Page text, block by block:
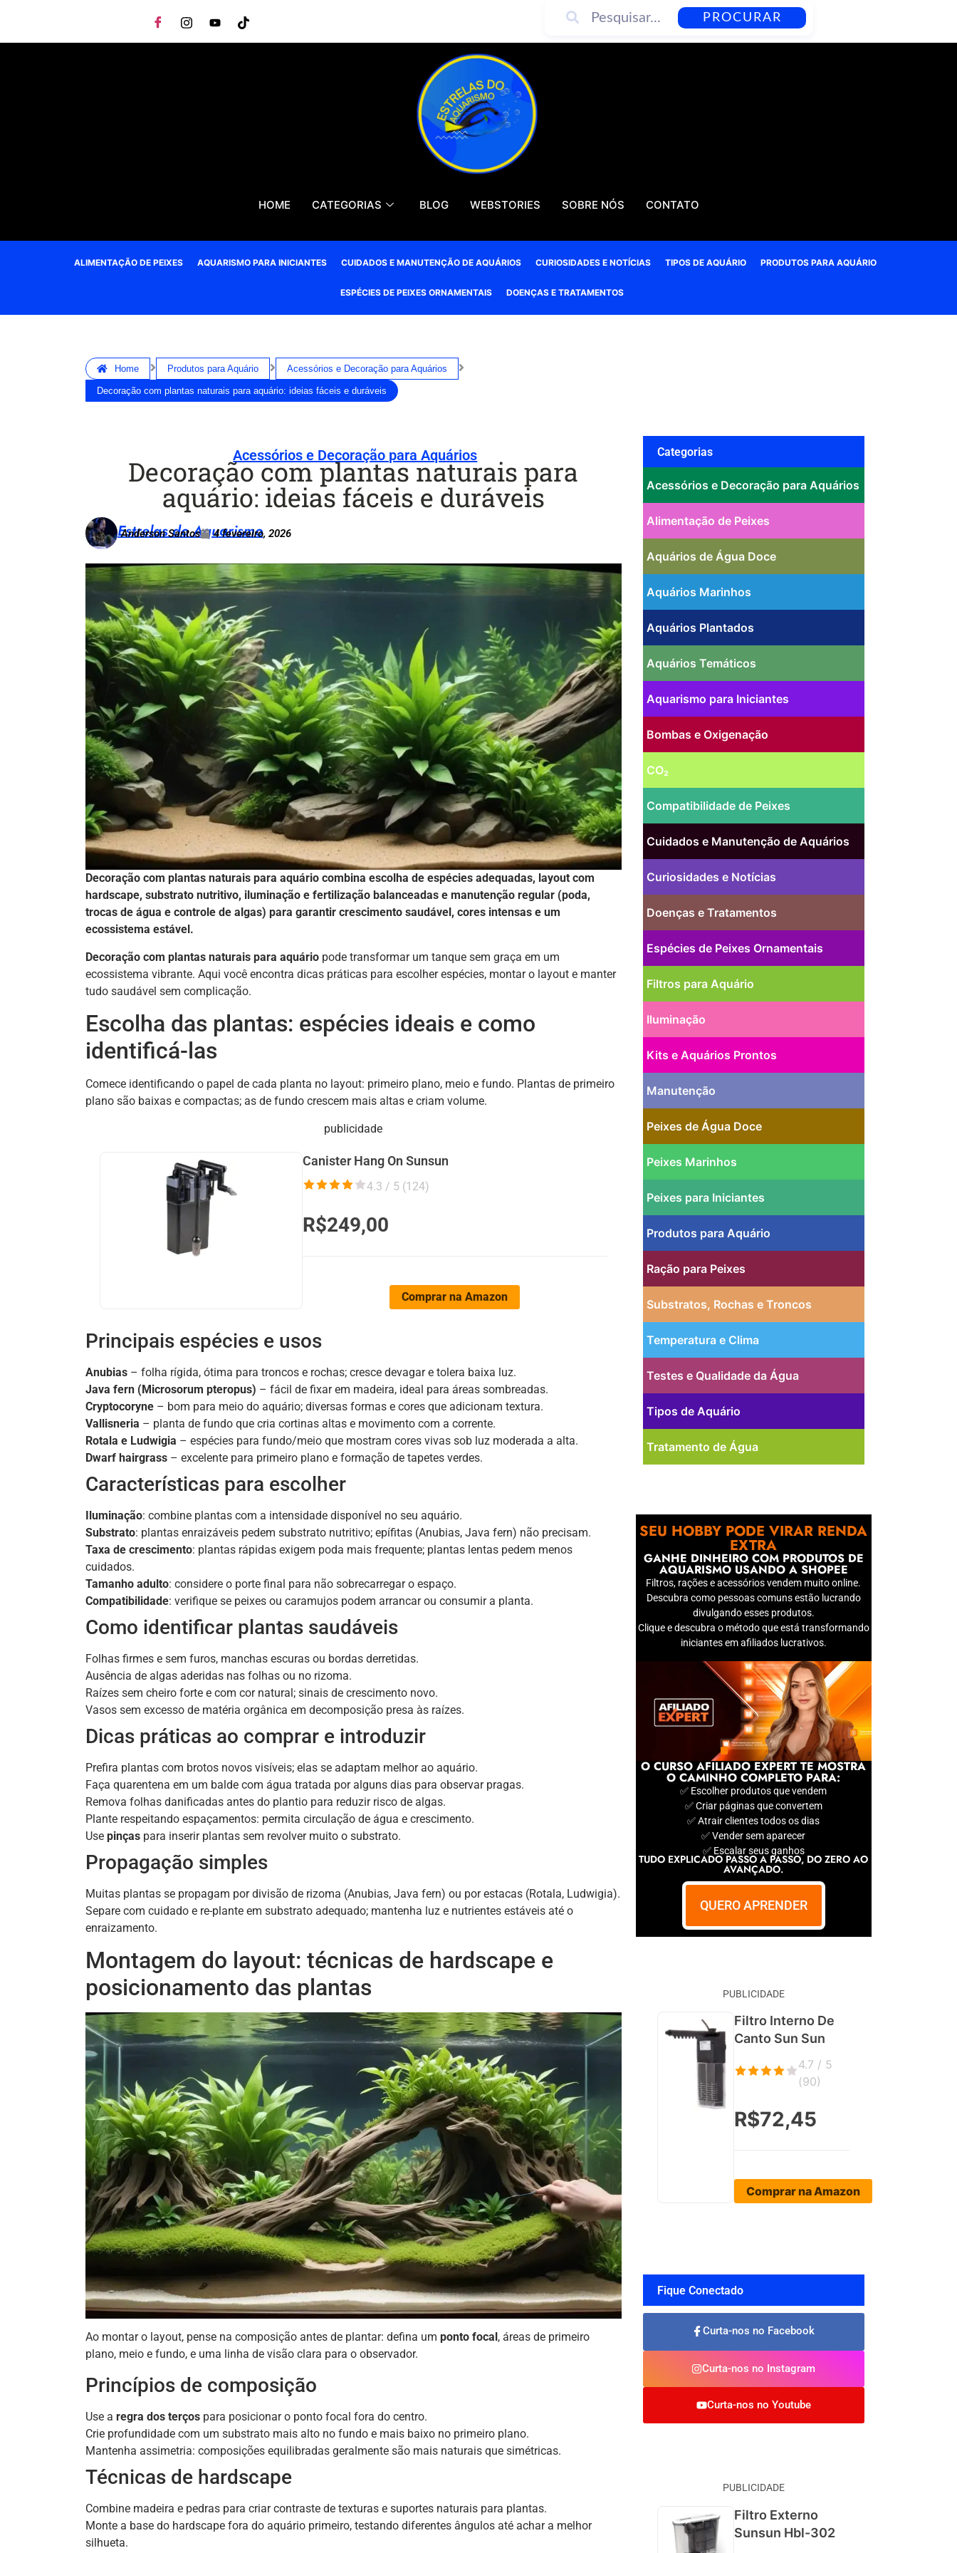
PROCURAR
HOME CATEGORIAS BLOG WEBSTORIES SOBRE NÓS CONTATO
ALIMENTAÇÃO DE PEIXES AQUARISMO PARA INICIANTES CUIDADOS E MANUTENÇÃO DE AQUÁRIOS CURIOSIDADES E NOTÍCIAS TIPOS DE AQUÁRIO PRODUTOS PARA AQUÁRIO
ESPÉCIES DE PEIXES ORNAMENTAIS DOENÇAS E TRATAMENTOS
Home Produtos para Aquário Acessórios e Decoração para Aquários
Decoração com plantas naturais para aquário: ideias fáceis e duráveis
Acessórios e Decoração para Aquários
Decoração com plantas naturais para
aquário: ideias fáceis e duráveis
Estrelas do Aquarismo
Anderson Santos 4 fevereiro, 2026
Decoração com plantas naturais para aquário combina escolha de espécies adequadas, layout com
hardscape, substrato nutritivo, iluminação e fertilização balanceadas e manutenção regular (poda,
trocas de água e controle de algas) para garantir crescimento saudável, cores intensas e um
ecossistema estável.
Decoração com plantas naturais para aquário pode transformar um tanque sem graça em um
ecossistema vibrante. Aqui você encontra dicas práticas para escolher espécies, montar o layout e manter
tudo saudável sem complicação.
Escolha das plantas: espécies ideais e como
identificá-las
Comece identificando o papel de cada planta no layout: primeiro plano, meio e fundo. Plantas de primeiro
plano são baixas e compactas; as de fundo crescem mais altas e criam volume.
publicidade
Canister Hang On Sunsun
4.3 / 5 (124)
R$249,00
Comprar na Amazon
Principais espécies e usos
Anubias – folha rígida, ótima para troncos e rochas; cresce devagar e tolera baixa luz.
Java fern (Microsorum pteropus) – fácil de fixar em madeira, ideal para áreas sombreadas.
Cryptocoryne – bom para meio do aquário; diversas formas e cores que adicionam textura.
Vallisneria – planta de fundo que cria cortinas altas e movimento com a corrente.
Rotala e Ludwigia – espécies para fundo/meio que mostram cores vivas sob luz moderada a alta.
Dwarf hairgrass – excelente para primeiro plano e formação de tapetes verdes.
Características para escolher
Iluminação: combine plantas com a intensidade disponível no seu aquário.
Substrato: plantas enraizáveis pedem substrato nutritivo; epífitas (Anubias, Java fern) não precisam.
Taxa de crescimento: plantas rápidas exigem poda mais frequente; plantas lentas pedem menos
cuidados.
Tamanho adulto: considere o porte final para não sobrecarregar o espaço.
Compatibilidade: verifique se peixes ou caramujos podem arrancar ou consumir a planta.
Como identificar plantas saudáveis
Folhas firmes e sem furos, manchas escuras ou bordas derretidas.
Ausência de algas aderidas nas folhas ou no rizoma.
Raízes sem cheiro forte e com cor natural; sinais de crescimento novo.
Vasos sem excesso de matéria orgânica em decomposição presa às raízes.
Dicas práticas ao comprar e introduzir
Prefira plantas com brotos novos visíveis; elas se adaptam melhor ao aquário.
Faça quarentena em um balde com água tratada por alguns dias para observar pragas.
Remova folhas danificadas antes do plantio para reduzir risco de algas.
Plante respeitando espaçamentos: permita circulação de água e crescimento.
Use pinças para inserir plantas sem revolver muito o substrato.
Propagação simples
Muitas plantas se propagam por divisão de rizoma (Anubias, Java fern) ou por estacas (Rotala, Ludwigia).
Separe com cuidado e re-plante em substrato adequado; mantenha luz e nutrientes estáveis até o
enraizamento.
Montagem do layout: técnicas de hardscape e
posicionamento das plantas
Ao montar o layout, pense na composição antes de plantar: defina um ponto focal , áreas de primeiro
plano, meio e fundo, e uma linha de visão clara para o observador.
Princípios de composição
Use a regra dos terços para posicionar o ponto focal fora do centro.
Crie profundidade com um substrato mais alto no fundo e mais baixo no primeiro plano.
Mantenha assimetria: composições equilibradas geralmente são mais naturais que simétricas.
Técnicas de hardscape
Combine madeira e pedras para criar contraste de texturas e suportes naturais para plantas.
Monte a base do hardscape fora do aquário primeiro, testando diferentes ângulos até achar a melhor
silhueta.
Categorias
Acessórios e Decoração para Aquários
Alimentação de Peixes
Aquários de Água Doce
Aquários Marinhos
Aquários Plantados
Aquários Temáticos
Aquarismo para Iniciantes
Bombas e Oxigenação
CO₂
Compatibilidade de Peixes
Cuidados e Manutenção de Aquários
Curiosidades e Notícias
Doenças e Tratamentos
Espécies de Peixes Ornamentais
Filtros para Aquário
Iluminação
Kits e Aquários Prontos
Manutenção
Peixes de Água Doce
Peixes Marinhos
Peixes para Iniciantes
Produtos para Aquário
Ração para Peixes
Substratos, Rochas e Troncos
Temperatura e Clima
Testes e Qualidade da Água
Tipos de Aquário
Tratamento de Água
SEU HOBBY PODE VIRAR RENDA
EXTRA
GANHE DINHEIRO COM PRODUTOS DE
AQUARISMO USANDO A SHOPEE
Filtros, rações e acessórios vendem muito online.
Descubra como pessoas comuns estão lucrando
divulgando esses produtos.
Clique e descubra o método que está transformando
iniciantes em afiliados lucrativos.
O CURSO AFILIADO EXPERT TE MOSTRA
O CAMINHO COMPLETO PARA:
✅ Escolher produtos que vendem
✅ Criar páginas que convertem
✅ Atrair clientes todos os dias
✅ Vender sem aparecer
✅ Escalar seus ganhos
TUDO EXPLICADO PASSO A PASSO, DO ZERO AO
AVANÇADO.
QUERO APRENDER
PUBLICIDADE
Filtro Interno De
Canto Sun Sun
4.7 / 5
(90)
R$72,45
Comprar na Amazon
Fique Conectado
Curta-nos no Facebook
Curta-nos no Instagram
Curta-nos no Youtube
PUBLICIDADE
Filtro Externo
Sunsun Hbl-302